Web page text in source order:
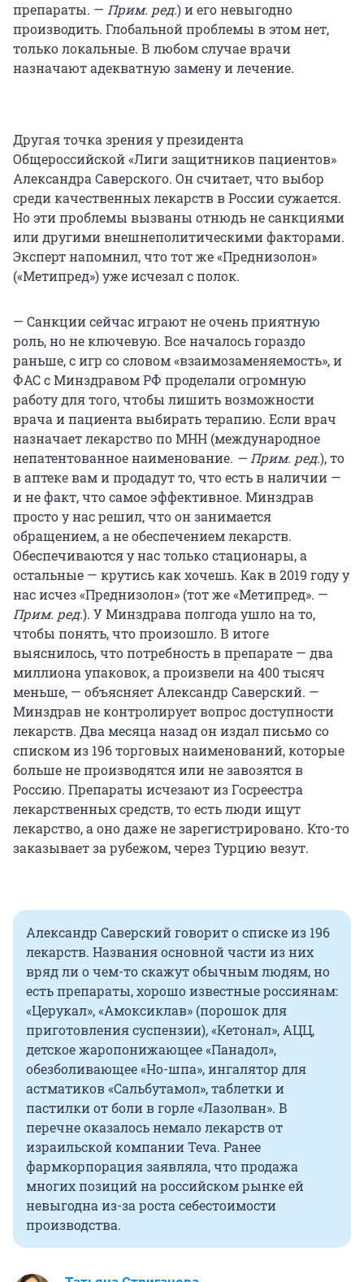
препараты. — Прим. ред.) и его невыгодно
производить. Глобальной проблемы в этом нет,
только локальные. В любом случае врачи
назначают адекватную замену и лечение.
Другая точка зрения у президента
Общероссийской «Лиги защитников пациентов»
Александра Саверского. Он считает, что выбор
среди качественных лекарств в России сужается.
Но эти проблемы вызваны отнюдь не санкциями
или другими внешнеполитическими факторами.
Эксперт напомнил, что тот же «Преднизолон»
(«Метипред») уже исчезал с полок.
— Санкции сейчас играют не очень приятную
роль, но не ключевую. Все началось гораздо
раньше, с игр со словом «взаимозаменяемость», и
ФАС с Минздравом РФ проделали огромную
работу для того, чтобы лишить возможности
врача и пациента выбирать терапию. Если врач
назначает лекарство по МНН (международное
непатентованное наименование. — Прим. ред.), то
в аптеке вам и продадут то, что есть в наличии —
и не факт, что самое эффективное. Минздрав
просто у нас решил, что он занимается
обращением, а не обеспечением лекарств.
Обеспечиваются у нас только стационары, а
остальные — крутись как хочешь. Как в 2019 году у
нас исчез «Преднизолон» (тот же «Метипред». —
Прим. ред.). У Минздрава полгода ушло на то,
чтобы понять, что произошло. В итоге
выяснилось, что потребность в препарате — два
миллиона упаковок, а произвели на 400 тысяч
меньше, — объясняет Александр Саверский. —
Минздрав не контролирует вопрос доступности
лекарств. Два месяца назад он издал письмо со
списком из 196 торговых наименований, которые
больше не производятся или не завозятся в
Россию. Препараты исчезают из Госреестра
лекарственных средств, то есть люди ищут
лекарство, а оно даже не зарегистрировано. Кто-то
заказывает за рубежом, через Турцию везут.
Александр Саверский говорит о списке из 196
лекарств. Названия основной части из них
вряд ли о чем-то скажут обычным людям, но
есть препараты, хорошо известные россиянам:
«Церукал», «Амоксиклав» (порошок для
приготовления суспензии), «Кетонал», АЦЦ,
детское жаропонижающее «Панадол»,
обезболивающее «Но-шпа», ингалятор для
астматиков «Сальбутамол», таблетки и
пастилки от боли в горле «Лазолван». В
перечне оказалось немало лекарств от
израильской компании Teva. Ранее
фармкорпорация заявляла, что продажа
многих позиций на российском рынке ей
невыгодна из-за роста себестоимости
производства.